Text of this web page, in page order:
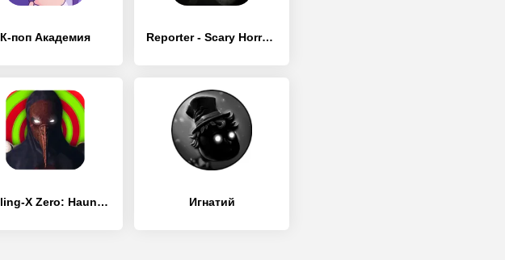
К-поп Академия Reporter - Scary Horror Game
Smiling-X Zero: Haunted Hotel Игнатий